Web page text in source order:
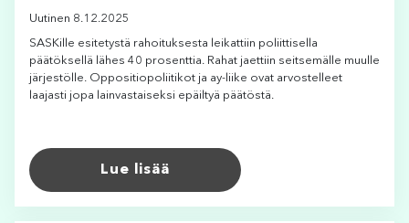
Uutinen 8.12.2025
SASKille esitetystä rahoituksesta leikattiin poliittisella
päätöksellä lähes 40 prosenttia. Rahat jaettiin seitsemälle muulle
järjestölle. Oppositiopoliitikot ja ay-liike ovat arvostelleet
laajasti jopa lainvastaiseksi epäiltyä päätöstä.
Lue lisää